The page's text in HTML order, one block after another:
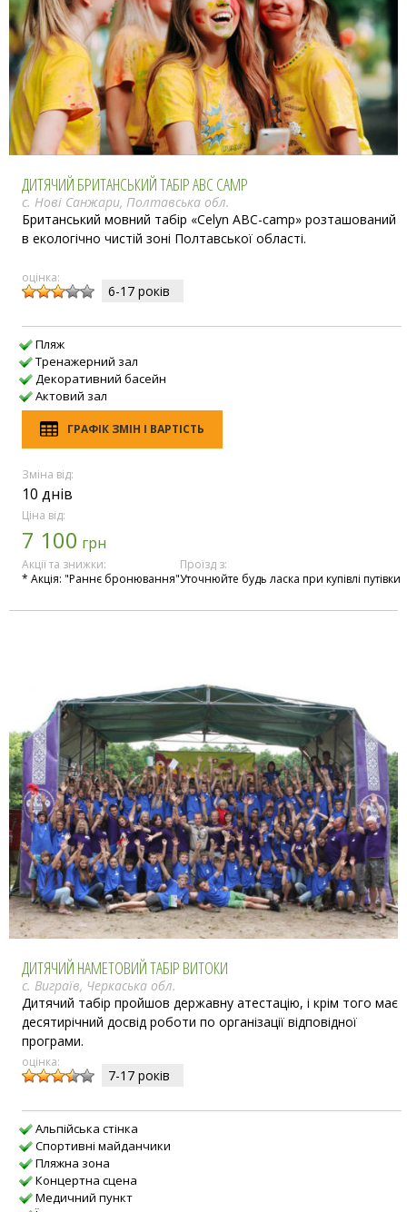
ДИТЯЧИЙ БРИТАНСЬКИЙ ТАБІР ABC CAMP
с. Нові Санжари, Полтавська обл.
Британський мовний табір «Celyn ABC-camp» розташований
в екологічно чистій зоні Полтавської області.
оцінка:
6-17 рокiв
Пляж
Тренажерний зал
Декоративний басейн
Актовий зал
ГРАФІК ЗМІН І ВАРТІСТЬ
Зміна від:
10 днів
Ціна від:
7 100 грн
Акції та знижки:
* Акція: "Раннє бронювання"
Проїзд з:
Уточнюйте будь ласка при купівлі путівки
ДИТЯЧИЙ НАМЕТОВИЙ ТАБІР ВИТОКИ
с. Виграїв, Черкаська обл.
Дитячий табір пройшов державну атестацію, і крім того має
десятирічний досвід роботи по організації відповідної
програми.
оцінка:
7-17 рокiв
Альпійська стінка
Спортивні майданчики
Пляжна зона
Концертна сцена
Медичний пункт